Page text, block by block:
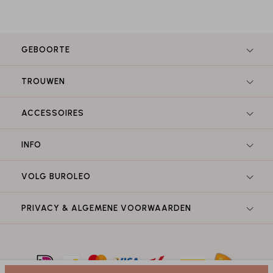
GEBOORTE
TROUWEN
ACCESSOIRES
INFO
VOLG BUROLEO
PRIVACY & ALGEMENE VOORWAARDEN